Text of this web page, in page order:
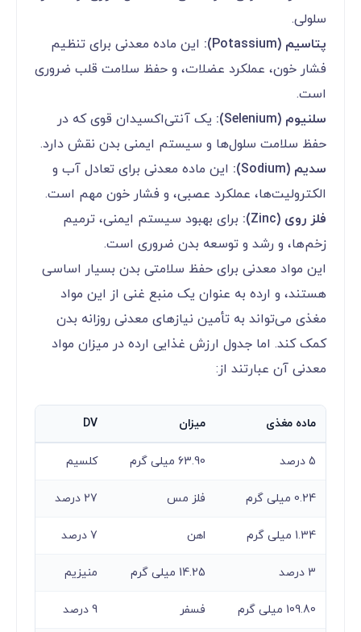
سلولی.
پتاسیم (Potassium):
این ماده معدنی برای تنظیم
فشار خون، عملکرد عضلات، و حفظ سلامت قلب ضروری
است.
سلنیوم (Selenium):
یک آنتی‌اکسیدان قوی که در
حفظ سلامت سلول‌ها و سیستم ایمنی بدن نقش دارد.
سدیم (Sodium):
این ماده معدنی برای تعادل آب و
الکترولیت‌ها، عملکرد عصبی، و فشار خون مهم است.
فلز روی (Zinc):
برای بهبود سیستم ایمنی، ترمیم
زخم‌ها، و رشد و توسعه بدن ضروری است.
این مواد معدنی برای حفظ سلامتی بدن بسیار اساسی
هستند، و ارده به عنوان یک منبع غنی از این مواد
مغذی می‌تواند به تأمین نیازهای معدنی روزانه بدن
کمک کند. اما جدول ارزش غذایی ارده در میزان مواد
معدنی آن عبارتند از:
ماده مغذی میزان DV
5 درصد 63.90 میلی گرم کلسیم
0.24 میلی گرم فلز مس 27 درصد
1.34 میلی گرم اهن 7 درصد
3 درصد 14.25 میلی گرم منیزیم
109.80 میلی گرم فسفر 9 درصد